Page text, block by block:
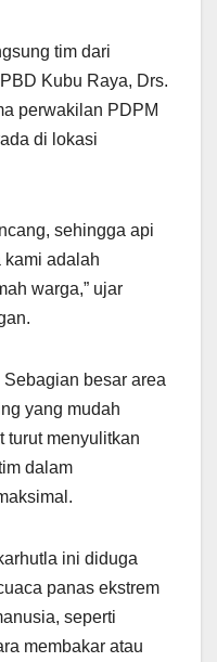
tim dari
Kubu Raya, Drs.
perwakilan PDPM
di lokasi
sehingga api
kami adalah
warga,” ujar
besar area
yang mudah
turut menyulitkan
dalam
ini diduga
panas ekstrem
seperti
membakar atau